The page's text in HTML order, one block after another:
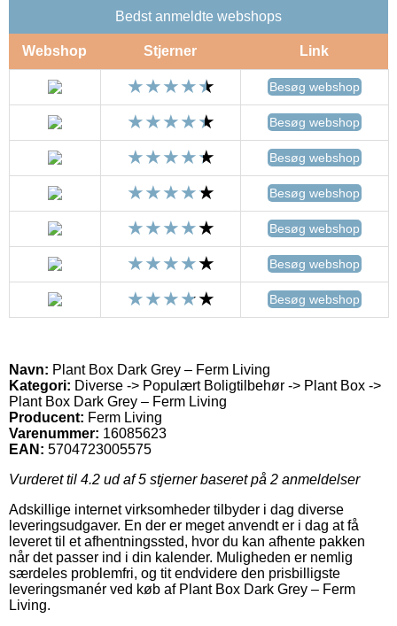
Bedst anmeldte webshops
Webshop Stjerner Link
Besøg webshop
Besøg webshop
Besøg webshop
Besøg webshop
Besøg webshop
Besøg webshop
Besøg webshop
Navn: Plant Box Dark Grey – Ferm Living
Kategori: Diverse -> Populært Boligtilbehør -> Plant Box ->
Plant Box Dark Grey – Ferm Living
Producent: Ferm Living
Varenummer: 16085623
EAN: 5704723005575
Vurderet til 4.2 ud af 5 stjerner baseret på 2 anmeldelser
Adskillige internet virksomheder tilbyder i dag diverse
leveringsudgaver. En der er meget anvendt er i dag at få
leveret til et afhentningssted, hvor du kan afhente pakken
når det passer ind i din kalender. Muligheden er nemlig
særdeles problemfri, og tit endvidere den prisbilligste
leveringsmanér ved køb af Plant Box Dark Grey – Ferm
Living.